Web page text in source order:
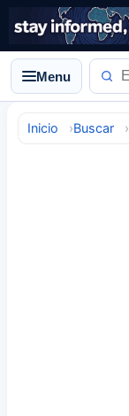
Menu
Inicio Buscar